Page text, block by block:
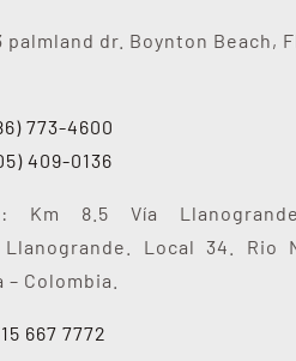
palmland dr. Boynton Beach,
773-4600
409-0136
Km 8.5 Vía
Llanogrande. Local 34. Rio
Colombia.
667 7772